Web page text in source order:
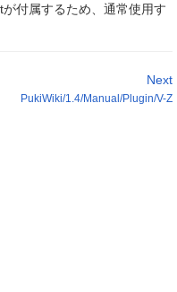
付属するため、通常使用す
Next
PukiWiki/1.4/Manual/Plugin/V-Z